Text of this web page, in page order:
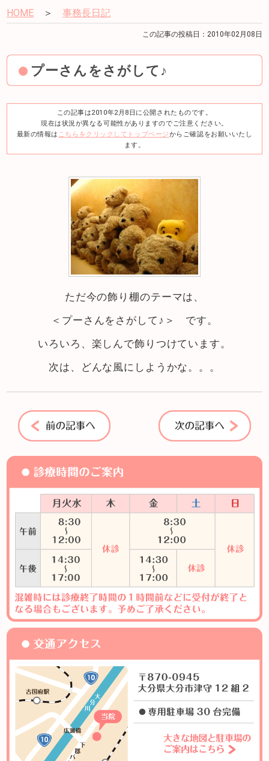
HOME ＞事務長日記
この記事の投稿日：2010年02月08日
プーさんをさがして♪
この記事は2010年2月8日に公開されたものです。
現在は状況が異なる可能性がありますのでご注意ください。
最新の情報は こちらをクリックしてトップページからご確認をお願いいたし
ます。
ただ今の飾り棚のテーマは、
＜プーさんをさがして♪＞ です。
いろいろ、楽しんで飾りつけています。
次は、どんな風にしようかな。。。